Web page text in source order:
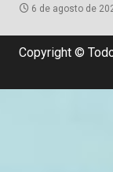
6 de agosto de
Copyright ©